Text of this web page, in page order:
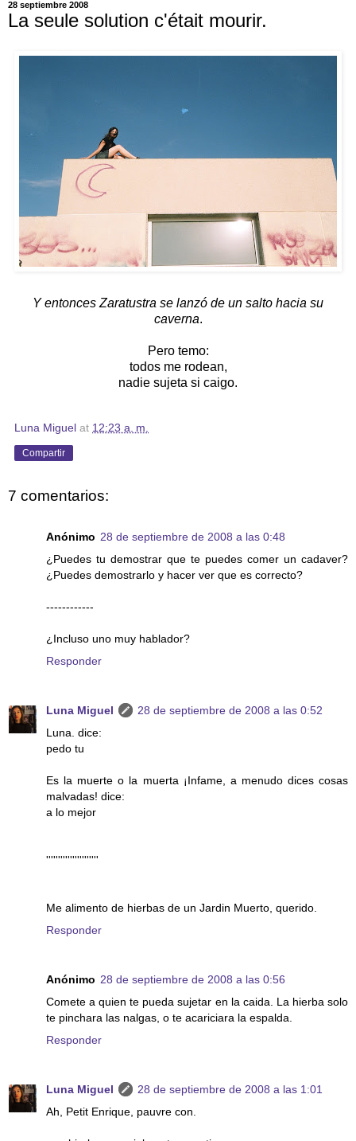
28 septiembre 2008
La seule solution c'était mourir.
Y entonces Zaratustra se lanzó de un salto hacia su
caverna.
Pero temo:
todos me rodean,
nadie sujeta si caigo.
Luna Miguel at 12:23 a. m.
Compartir
7 comentarios:
Anónimo 28 de septiembre de 2008 a las 0:48
¿Puedes tu demostrar que te puedes comer un cadaver?
¿Puedes demostrarlo y hacer ver que es correcto?
------------
¿Incluso uno muy hablador?
Responder
Luna Miguel
28 de septiembre de 2008 a las 0:52
Luna. dice:
pedo tu
Es la muerte o la muerta ¡Infame, a menudo dices cosas
malvadas! dice:
a lo mejor
''''''''''''''''''''''
Me alimento de hierbas de un Jardin Muerto, querido.
Responder
Anónimo 28 de septiembre de 2008 a las 0:56
Comete a quien te pueda sujetar en la caida. La hierba solo
te pinchara las nalgas, o te acariciara la espalda.
Responder
Luna Miguel
28 de septiembre de 2008 a las 1:01
Ah, Petit Enrique, pauvre con.